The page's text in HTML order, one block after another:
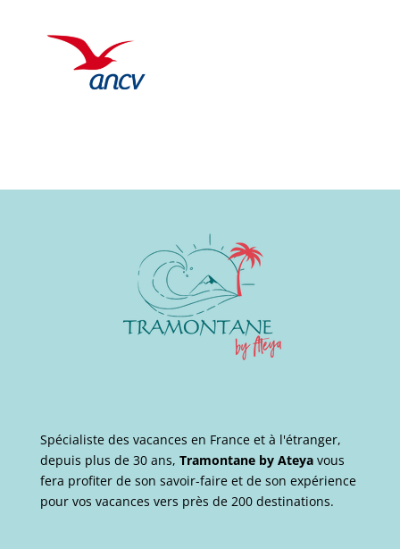
Spécialiste des vacances en France et à l'étranger,
depuis plus de 30 ans, Tramontane by Ateya vous
fera profiter de son savoir-faire et de son expérience
pour vos vacances vers près de 200 destinations.